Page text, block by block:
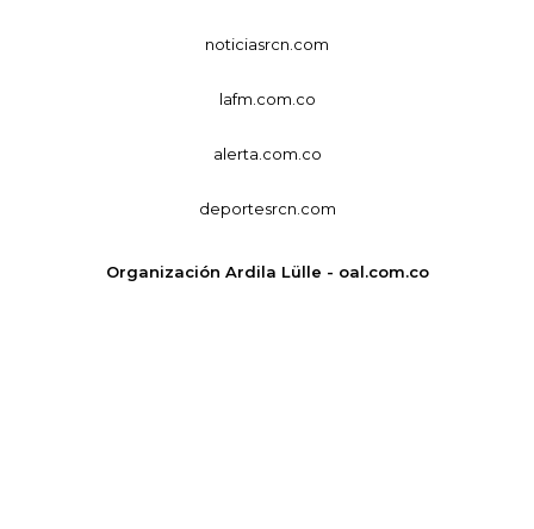
noticiasrcn.com
lafm.com.co
alerta.com.co
deportesrcn.com
Organización Ardila Lülle - oal.com.co